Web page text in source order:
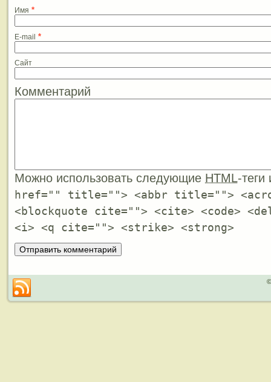
Имя *
E-mail *
Сайт
Комментарий
Можно использовать следующие HTML-
href="" title=""> <abbr title="">
<blockquote cite=""> <cite> <code>
<i> <q cite=""> <strike> <strong>